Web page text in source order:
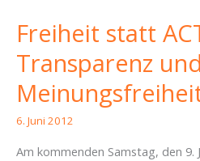
Hören
–
Piratencast
Freiheit statt
Transparenz und
6. Juni 2012
Am kommenden Samstag, den 9.